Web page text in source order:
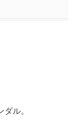
ダル。